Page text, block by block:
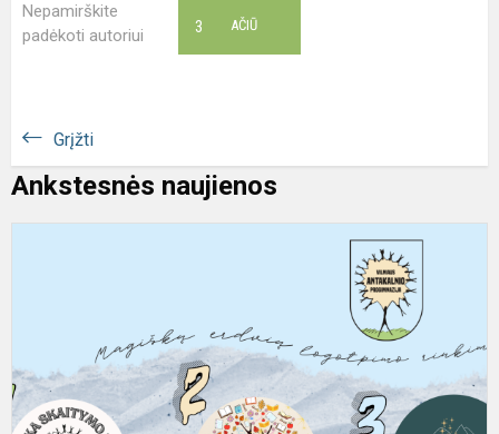
Nepamirškite
padėkoti autoriui
AČIŪ
3
Grįžti
Ankstesnės naujienos